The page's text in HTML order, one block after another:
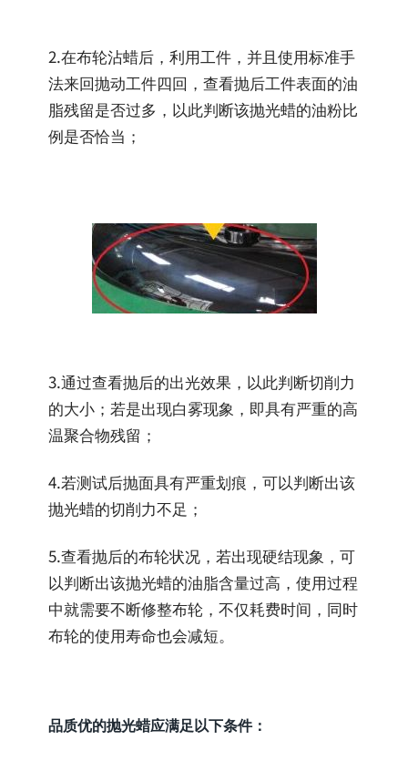
2.在布轮沾蜡后，利用工件，并且使用标准手
法来回抛动工件四回，查看抛后工件表面的油
脂残留是否过多，以此判断该抛光蜡的油粉比
例是否恰当；
3.通过查看抛后的出光效果，以此判断切削力
的大小；若是出现白雾现象，即具有严重的高
温聚合物残留；
4.若测试后抛面具有严重划痕，可以判断出该
抛光蜡的切削力不足；
5.查看抛后的布轮状况，若出现硬结现象，可
以判断出该抛光蜡的油脂含量过高，使用过程
中就需要不断修整布轮，不仅耗费时间，同时
布轮的使用寿命也会减短。
品质优的抛光蜡应满足以下条件：